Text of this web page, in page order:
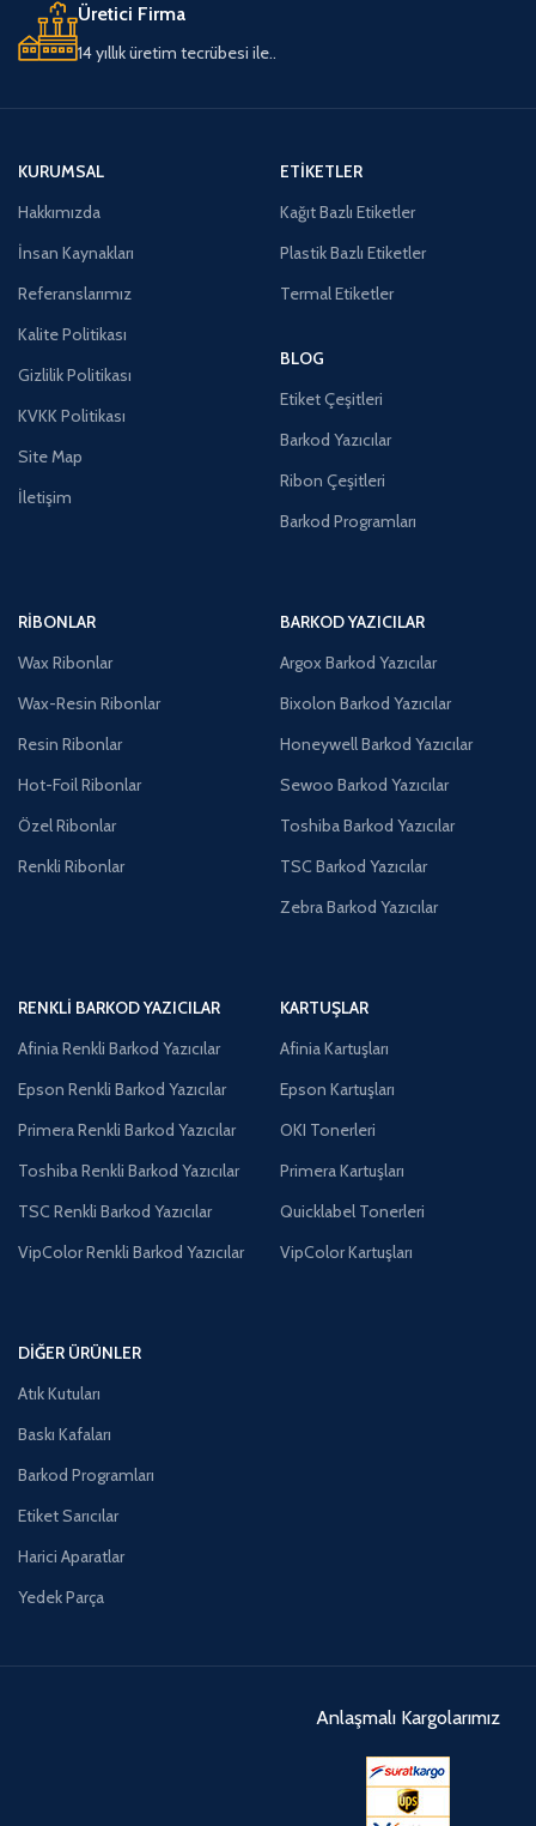
Üretici Firma
14 yıllık üretim tecrübesi ile..
KURUMSAL
Hakkımızda
İnsan Kaynakları
Referanslarımız
Kalite Politikası
Gizlilik Politikası
KVKK Politikası
Site Map
İletişim
ETIKETLER
Kağıt Bazlı Etiketler
Plastik Bazlı Etiketler
Termal Etiketler
BLOG
Etiket Çeşitleri
Barkod Yazıcılar
Ribon Çeşitleri
Barkod Programları
RIBONLAR
Wax Ribonlar
Wax-Resin Ribonlar
Resin Ribonlar
Hot-Foil Ribonlar
Özel Ribonlar
Renkli Ribonlar
BARKOD YAZICILAR
Argox Barkod Yazıcılar
Bixolon Barkod Yazıcılar
Honeywell Barkod Yazıcılar
Sewoo Barkod Yazıcılar
Toshiba Barkod Yazıcılar
TSC Barkod Yazıcılar
Zebra Barkod Yazıcılar
RENKLI BARKOD YAZICILAR
Afinia Renkli Barkod Yazıcılar
Epson Renkli Barkod Yazıcılar
Primera Renkli Barkod Yazıcılar
Toshiba Renkli Barkod Yazıcılar
TSC Renkli Barkod Yazıcılar
VipColor Renkli Barkod Yazıcılar
KARTUŞLAR
Afinia Kartuşları
Epson Kartuşları
OKI Tonerleri
Primera Kartuşları
Quicklabel Tonerleri
VipColor Kartuşları
DIĞER ÜRÜNLER
Atık Kutuları
Baskı Kafaları
Barkod Programları
Etiket Sarıcılar
Harici Aparatlar
Yedek Parça
Anlaşmalı Kargolarımız